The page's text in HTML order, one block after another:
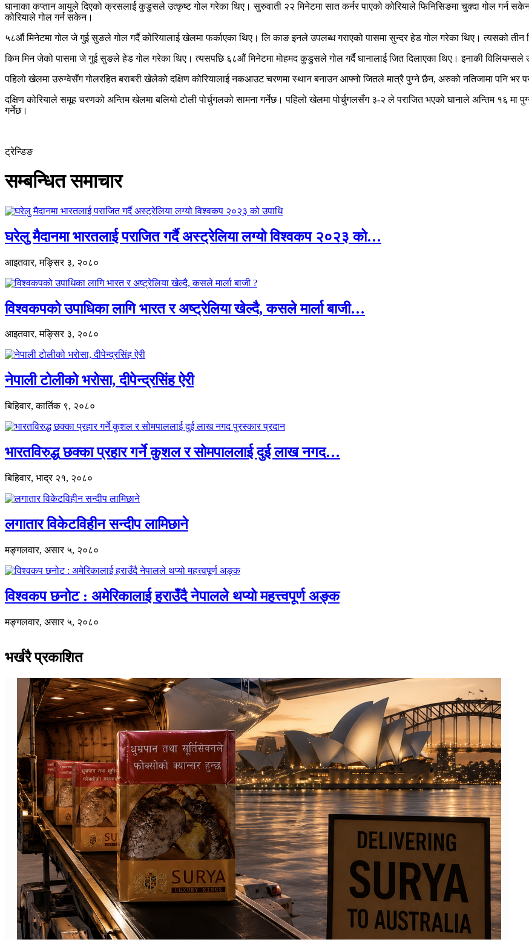
घानाका कप्तान आयुले दिएको क्रसलाई कुडुसले उत्कृष्ट गोल गरेका थिए। सुरुवाती २२ मिनेटमा सात कर्नर पाएको कोरियाले फिनिसिङमा चुक्दा गोल गर्न
कोरियाले गोल गर्न सकेन।
५८औं मिनेटमा गोल जे गुई सुङले गोल गर्दै कोरियालाई खेलमा फर्काएका थिए। लि काङ इनले उपलब्ध गराएको पासमा सुन्दर हेड गोल गरेका थिए। त्यसको तीन
किम मिन जेको पासमा जे गुई सुङले हेड गोल गरेका थिए। त्यसपछि ६८औं मिनेटमा मोहमद कुडुसले गोल गर्दै घानालाई जित दिलाएका थिए। इनाकी विलियम्सले
पहिलो खेलमा उरुग्वेसँग गोलरहित बराबरी खेलेको दक्षिण कोरियालाई नकआउट चरणमा स्थान बनाउन आफ्नो जितले मात्रै पुग्ने छैन, अरुको नतिजामा पनि भर
दक्षिण कोरियाले समूह चरणको अन्तिम खेलमा बलियो टोली पोर्चुगलको सामना गर्नेछ। पहिलो खेलमा पोर्चुगलसँग ३-२ ले पराजित भएको घानाले अन्तिम १६ मा
गर्नेछ।
ट्रेन्डिङ
सम्बन्धित समाचार
घरेलु मैदानमा भारतलाई पराजित गर्दै अस्ट्रेलिया लग्यो विश्वकप २०२३ को…
आइतवार, मङ्सिर ३, २०८०
विश्वकपको उपाधिका लागि भारत र अष्ट्रेलिया खेल्दै, कसले मार्ला बाजी…
आइतवार, मङ्सिर ३, २०८०
नेपाली टोलीको भरोसा, दीपेन्द्रसिंह ऐरी
बिहिवार, कार्तिक ९, २०८०
भारतविरुद्ध छक्का प्रहार गर्ने कुशल र सोमपाललाई दुई लाख नगद…
बिहिवार, भाद्र २१, २०८०
लगातार विकेटविहीन सन्दीप लामिछाने
मङ्गलवार, असार ५, २०८०
विश्वकप छनोट : अमेरिकालाई हराउँदै नेपालले थप्यो महत्त्वपूर्ण अङ्क
मङ्गलवार, असार ५, २०८०
भर्खरै प्रकाशित